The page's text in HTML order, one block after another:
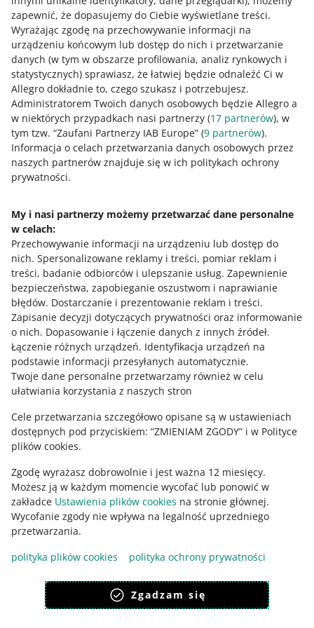
zapewnić, że dopasujemy do Ciebie wyświetlane treści.
Wyrażając zgodę na przechowywanie informacji na
urządzeniu końcowym lub dostęp do nich i przetwarzanie
danych (w tym w obszarze profilowania, analiz rynkowych i
statystycznych) sprawiasz, że łatwiej będzie odnaleźć Ci w
Allegro dokładnie to, czego szukasz i potrzebujesz.
Administratorem Twoich danych osobowych będzie Allegro a
w niektórych przypadkach nasi partnerzy (17 partnerów), w
tym tzw. “Zaufani Partnerzy IAB Europe” (9 partnerów).
Informacja o celach przetwarzania danych osobowych przez
naszych partnerów znajduje się w ich politykach ochrony
prywatności.
My i nasi partnerzy możemy przetwarzać dane personalne
w celach:
Przechowywanie informacji na urządzeniu lub dostęp do
nich. Spersonalizowane reklamy i treści, pomiar reklam i
treści, badanie odbiorców i ulepszanie usług. Zapewnienie
bezpieczeństwa, zapobieganie oszustwom i naprawianie
błędów. Dostarczanie i prezentowanie reklam i treści.
Zapisanie decyzji dotyczących prywatności oraz informowanie
o nich. Dopasowanie i łączenie danych z innych źródeł.
Łączenie różnych urządzeń. Identyfikacja urządzeń na
podstawie informacji przesyłanych automatycznie.
Twoje dane personalne przetwarzamy również w celu
ułatwiania korzystania z naszych stron
Cele przetwarzania szczegółowo opisane są w ustawieniach
dostępnych pod przyciskiem: “ZMIENIAM ZGODY” i w Polityce
plików cookies.
Zgodę wyrażasz dobrowolnie i jest ważna 12 miesięcy.
Możesz ją w każdym momencie wycofać lub ponowić w
zakładce Ustawienia plików cookies na stronie głównej.
Wycofanie zgody nie wpływa na legalność uprzedniego
przetwarzania.
polityka plików cookies
polityka ochrony prywatności
Zgadzam się
CZYTAJ WIĘCEJ
Ta strona jest też dostępna w innych językach
o allegro.pl
polski
čeština
English
slovenčina
o allegro.cz
polski
čeština
English
slovenčina
o allegro.sk
polski
English
slovenčina
wygląd: